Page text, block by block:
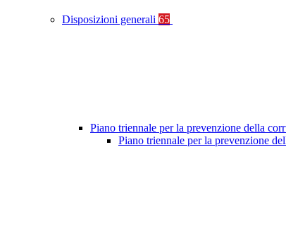
Disposizioni generali 65
Piano triennale per la prevenzione della
Piano triennale per la prevenzione